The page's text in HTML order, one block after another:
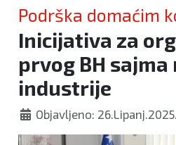
Podrška domaćim
Inicijativa za
prvog BH sajma
industrije
Objavljeno: 26.Lipanj.2025.